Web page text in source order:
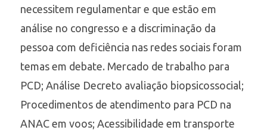
necessitem regulamentar e que estão em
análise no congresso e a discriminação da
pessoa com deficiência nas redes sociais foram
temas em debate. Mercado de trabalho para
PCD; Análise Decreto avaliação biopsicossocial;
Procedimentos de atendimento para PCD na
ANAC em voos; Acessibilidade em transporte